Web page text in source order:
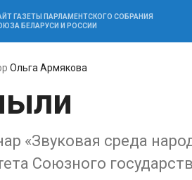
ГАЗЕТЫ ПАРЛАМЕНТСКОГО СОБРАНИЯ
БЕЛАРУСИ И РОССИИ
Ольга Армякова
«Звуковая среда
Союзного